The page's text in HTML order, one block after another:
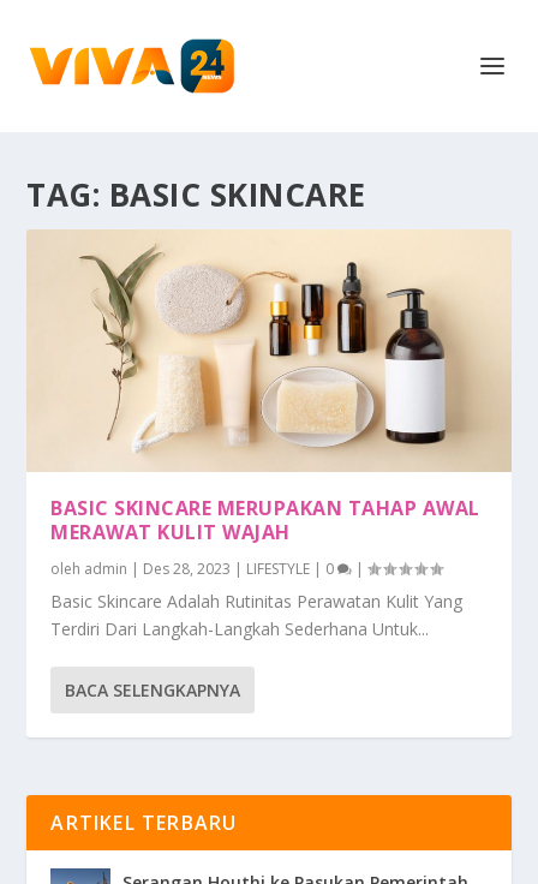
TAG: BASIC SKINCARE
BASIC SKINCARE MERUPAKAN TAHAP AWAL
MERAWAT KULIT WAJAH
oleh admin | Des 28, 2023 | LIFESTYLE | 0 |
Basic Skincare Adalah Rutinitas Perawatan Kulit Yang
Terdiri Dari Langkah-Langkah Sederhana Untuk...
BACA SELENGKAPNYA
ARTIKEL TERBARU